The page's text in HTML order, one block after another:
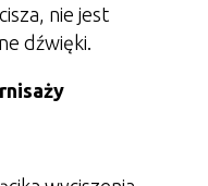
nie jest
dźwięki.